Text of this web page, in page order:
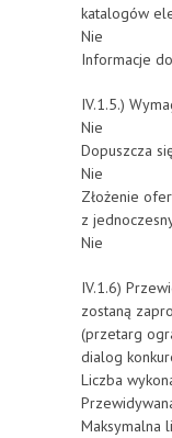
katalogów
Nie
Informacje
IV.1.5.)
Nie
Dopuszcza
Nie
Złożenie
z
Nie
IV.1.6)
zostaną
(przetarg
dialog
Liczba
Maksymalna